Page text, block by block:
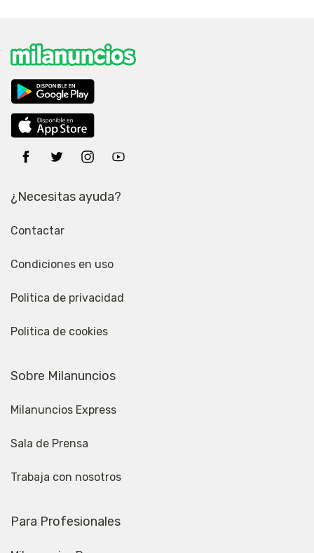
¿Necesitas ayuda?
Contactar
Condiciones en uso
Politica de privacidad
Politica de cookies
Sobre Milanuncios
Milanuncios Express
Sala de Prensa
Trabaja con nosotros
Para Profesionales